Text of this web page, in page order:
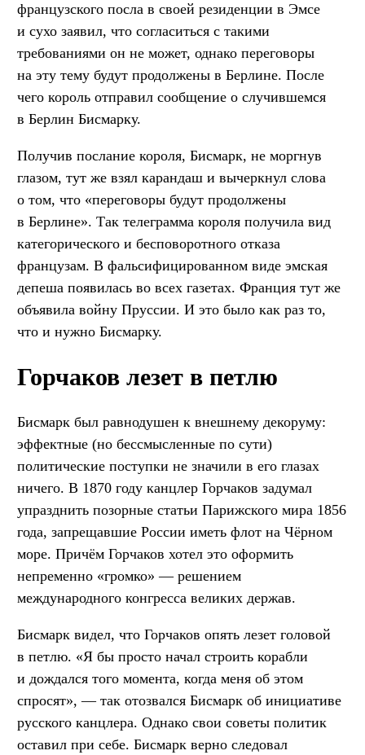
французского посла в своей резиденции в Эмсе
и сухо заявил, что согласиться с такими
требованиями он не может, однако переговоры
на эту тему будут продолжены в Берлине. После
чего король отправил сообщение о случившемся
в Берлин Бисмарку.
Получив послание короля, Бисмарк, не моргнув
глазом, тут же взял карандаш и вычеркнул слова
о том, что «переговоры будут продолжены
в Берлине». Так телеграмма короля получила вид
категорического и бесповоротного отказа
французам. В фальсифицированном виде эмская
депеша появилась во всех газетах. Франция тут же
объявила войну Пруссии. И это было как раз то,
что и нужно Бисмарку.
Горчаков лезет в петлю
Бисмарк был равнодушен к внешнему декоруму:
эффектные (но бессмысленные по сути)
политические поступки не значили в его глазах
ничего. В 1870 году канцлер Горчаков задумал
упразднить позорные статьи Парижского мира 1856
года, запрещавшие России иметь флот на Чёрном
море. Причём Горчаков хотел это оформить
непременно «громко» — решением
международного конгресса великих держав.
Бисмарк видел, что Горчаков опять лезет головой
в петлю. «Я бы просто начал строить корабли
и дождался того момента, когда меня об этом
спросят», — так отозвался Бисмарк об инициативе
русского канцлера. Однако свои советы политик
оставил при себе. Бисмарк верно следовал